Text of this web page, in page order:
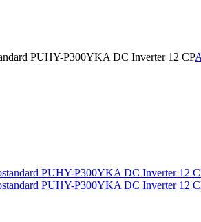
PUHY-P300YKA DC Inverter 12 CP